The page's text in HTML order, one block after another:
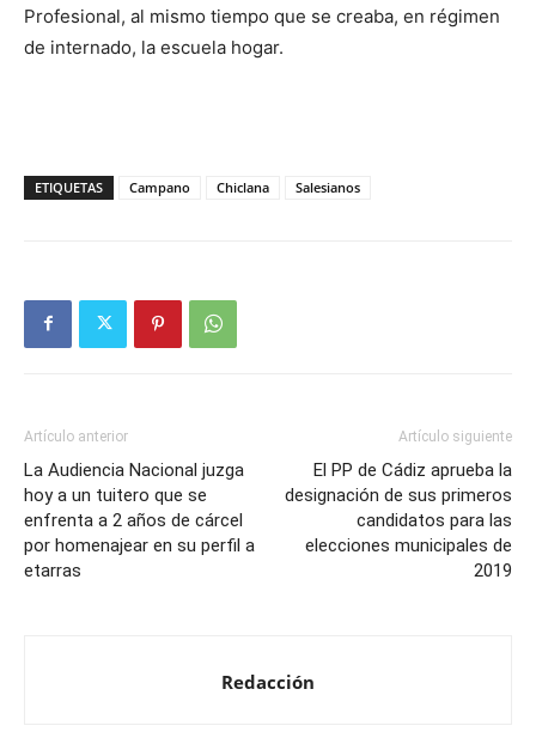
Profesional, al mismo tiempo que se creaba, en régimen
de internado, la escuela hogar.
ETIQUETAS Campano Chiclana Salesianos
Artículo anterior
La Audiencia Nacional juzga
hoy a un tuitero que se
enfrenta a 2 años de cárcel
por homenajear en su perfil a
etarras
Artículo siguiente
El PP de Cádiz aprueba la
designación de sus primeros
candidatos para las
elecciones municipales de
2019
Redacción